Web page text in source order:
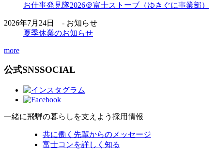
お仕事発見隊2026＠富士ストーブ（ゆきぐに事業部）
2026年7月24日 - お知らせ
夏季休業のお知らせ
more
公式SNSSOCIAL
一緒に飛騨の暮らしを支えよう 採用情報
共に働く先輩からのメッセージ
富士コンを詳しく知る